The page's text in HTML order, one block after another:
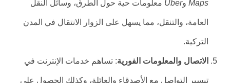
MapsوUberمعلومات حية حول الطرق، وسائل النقل
العامة، والتنقل، مما يسهل على الزوار الانتقال في المدن
التركية.
الاتصال والمعلومات الفورية: تساهم خدمات الإنترنت في
تيسير التواصل مع الأصدقاء والعائلة، وكذلك الحصول على